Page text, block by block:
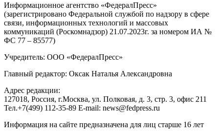
Информационное агентство «ФедералПресс»
(зарегистрировано Федеральной службой по надзору в сфере
связи, информационных технологий и массовых
коммуникаций (Роскомнадзор) 21.07.2023г. за номером ИА №
ФС 77 – 85577)
Учредитель: ООО «ФедералПресс»
Главный редактор: Оксак Наталья Александровна
Адрес редакции:
127018, Россия, г.Москва, ул. Полковая, д. 3, стр. 3, офис 211
Тел.+7(499) 112-35-89 E-mail: news@fedpress.ru
Информация на сайте предназначена для лиц старше 16 лет